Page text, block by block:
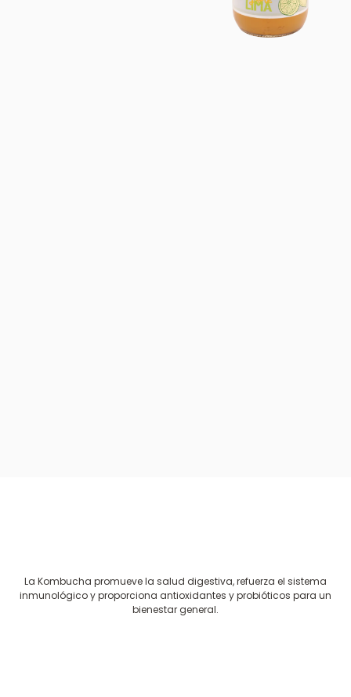
La Kombucha promueve la salud digestiva, refuerza el sistema
inmunológico y proporciona antioxidantes y probióticos para un
bienestar general.